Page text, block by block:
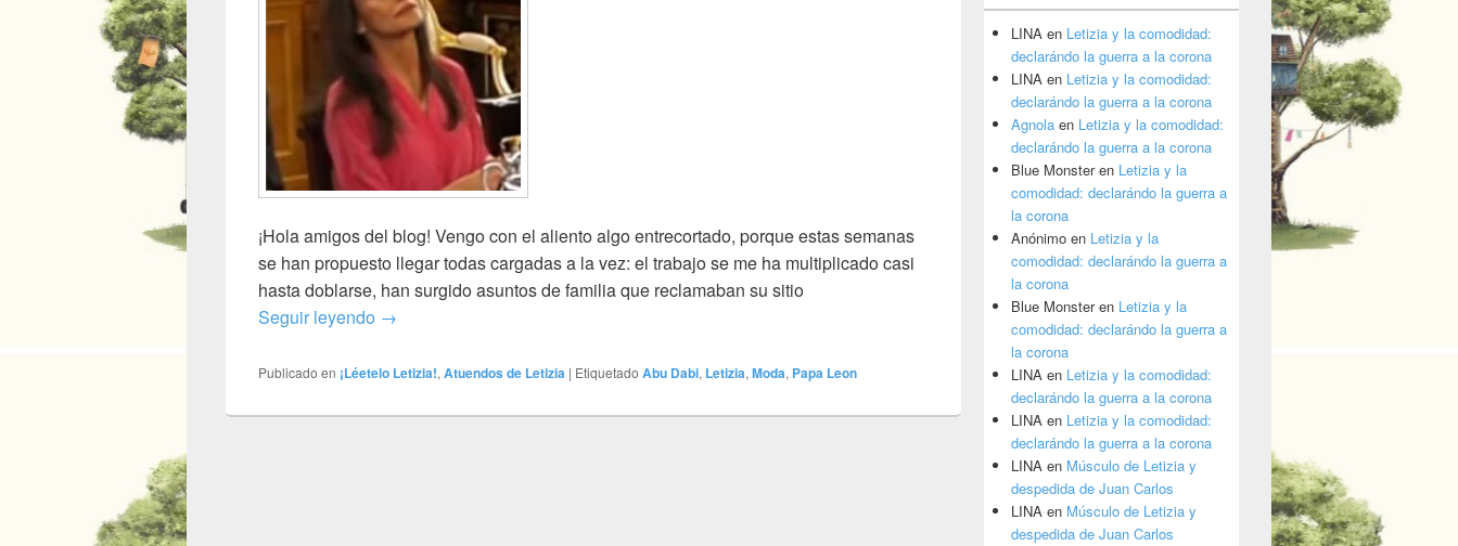
¡Hola amigos del blog! Vengo con el aliento algo entrecortado, porque estas semanas
se han propuesto llegar todas cargadas a la vez: el trabajo se me ha multiplicado casi
hasta doblarse, han surgido asuntos de familia que reclamaban su sitio
Seguir leyendo Letizia de pintura y Juan Carlos de escultura
→
Publicado en ¡Léetelo Letizia!,Atuendos de Letizia | Etiquetado Abu Dabi, Letizia,Moda, Papa Leon
LINA en Letizia y la comodidad:
declarándo la guerra a la corona
LINA en Letizia y la comodidad:
declarándo la guerra a la corona
Agnola en Letizia y la comodidad:
declarándo la guerra a la corona
Blue Monsteren Letizia y la
comodidad: declarándo la guerra a
la corona
Anónimo en Letizia y la
comodidad: declarándo la guerra a
la corona
Blue Monsteren Letizia y la
comodidad: declarándo la guerra a
la corona
LINA en Letizia y la comodidad:
declarándo la guerra a la corona
LINA en Letizia y la comodidad:
declarándo la guerra a la corona
LINA en Músculo de Letizia y
despedida de Juan Carlos
LINA en Músculo de Letizia y
despedida de Juan Carlos